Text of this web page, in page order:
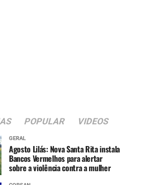
POPULAR VIDEOS
GERAL
Agosto Lilás: Nova Santa Rita instala
Bancos Vermelhos para alertar
sobre a violência contra a mulher